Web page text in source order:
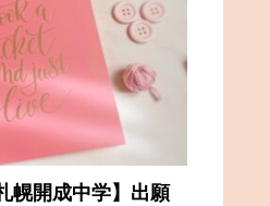
幌開成中学】出願